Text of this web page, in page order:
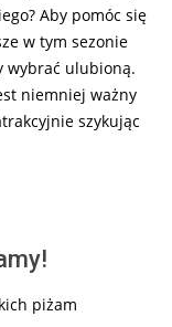
Aby pomóc się
w tym sezonie
wybrać ulubioną.
niemniej ważny
szykując
piżam